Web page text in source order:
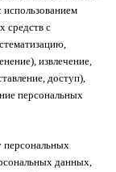
средств с
извлечение,
доступ),
персональных
данных,